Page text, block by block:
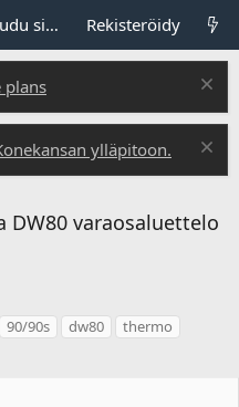
Kirjaudu sisään Rekisteröidy
plans
ylläpitoon.
DW80 varaosaluettelo
90/90s dw80
thermo